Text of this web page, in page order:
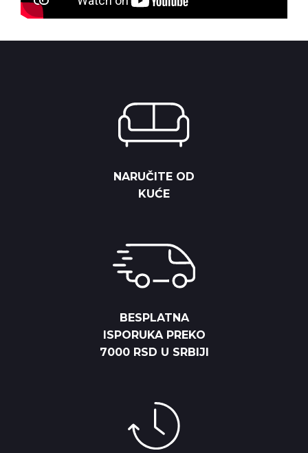
NARUČITE OD
KUĆE
BESPLATNA
ISPORUKA PREKO
7000 RSD U SRBIJI